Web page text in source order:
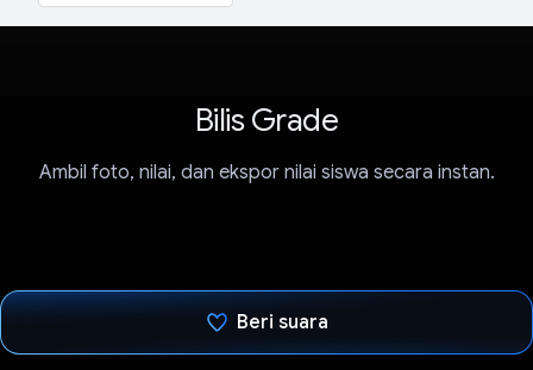
Bilis Grade
Ambil foto, nilai, dan ekspor nilai siswa secara instan.
Beri suara